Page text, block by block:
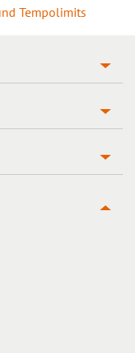
Tempolimits